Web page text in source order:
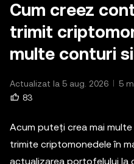
Cum creez
trimit
multe conturi
Actualizat la 5 aug. 2026
5
83
Acum puteți crea mai
trimite criptomonedele în
actualizarea portofelului la